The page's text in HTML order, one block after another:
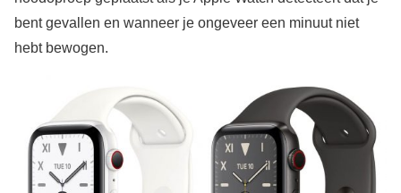
bent gevallen en wanneer je ongeveer een minuut niet
hebt bewogen.